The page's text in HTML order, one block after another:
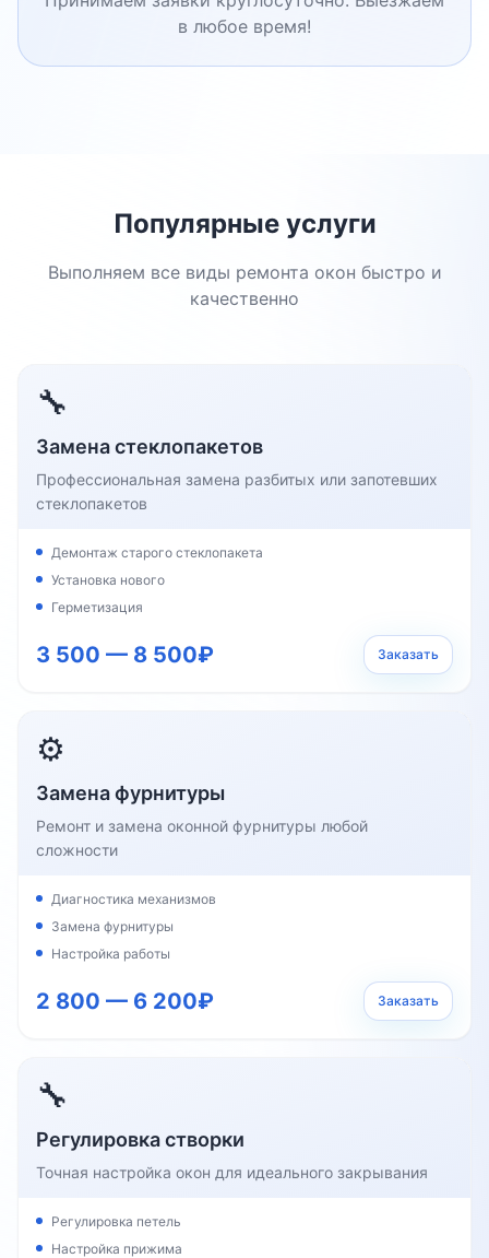
в любое время!
Популярные услуги
Выполняем все виды ремонта окон быстро и
качественно
🔧
Замена стеклопакетов
Профессиональная замена разбитых или запотевших
стеклопакетов
Демонтаж старого стеклопакета
Установка нового
Герметизация
3 500 — 8 500₽ Заказать
⚙️
Замена фурнитуры
Ремонт и замена оконной фурнитуры любой
сложности
Диагностика механизмов
Замена фурнитуры
Настройка работы
2 800 — 6 200₽ Заказать
🔧
Регулировка створки
Точная настройка окон для идеального закрывания
Регулировка петель
Настройка прижима